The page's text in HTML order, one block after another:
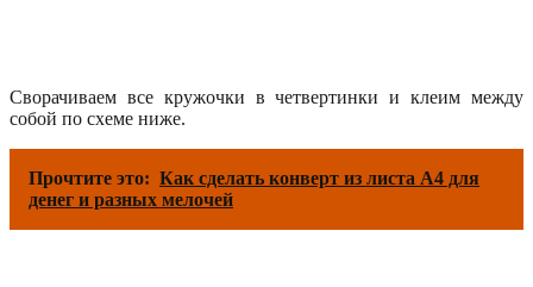
Сворачиваем все кружочки в четвертинки и клеим между
собой по схеме ниже.
Прочтите это: Как сделать конверт из листа А4 для
денег и разных мелочей